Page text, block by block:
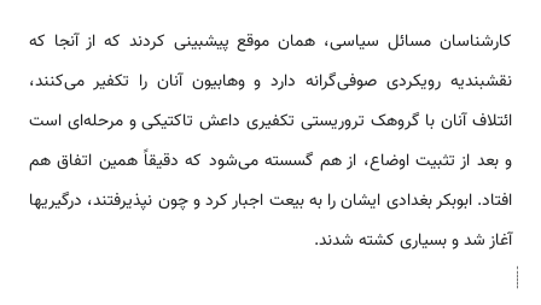
کارشناسان مسائل سیاسی، همان موقع پیش­بینی کردند که از آنجا که
نقشبندیه رویکردی صوفی‌گرانه دارد و وهابیون آنان را تکفیر می‌کنند،
ائتلاف آنان با گروهک تروریستی تکفیری داعش تاکتیکی و مرحله‌ای است
و بعد از تثبیت اوضاع، از هم گسسته می‌شود که دقیقاً همین اتفاق هم
افتاد. ابوبکر بغدادی ایشان را به بیعت اجبار کرد و چون نپذیرفتند، درگیری­ها
آغاز شد و بسیاری کشته شدند.